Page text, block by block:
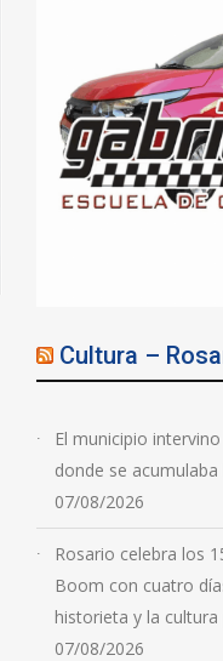
Cultura –
El municipio
donde se acumulaba
07/08/2026
Rosario celebra los
Boom con cuatro
historieta y la cultura
07/08/2026